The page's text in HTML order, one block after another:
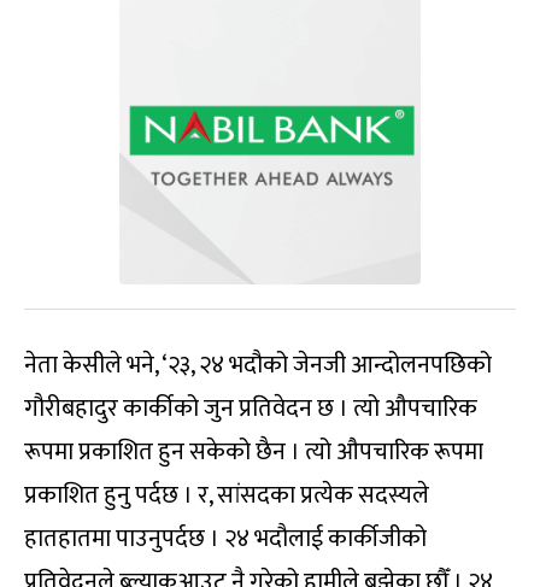
नेता केसीले भने, ‘२३, २४ भदौको जेनजी आन्दोलनपछिको
गौरीबहादुर कार्कीको जुन प्रतिवेदन छ । त्यो औपचारिक
रूपमा प्रकाशित हुन सकेको छैन । त्यो औपचारिक रूपमा
प्रकाशित हुनु पर्दछ । र, सांसदका प्रत्येक सदस्यले
हातहातमा पाउनुपर्दछ । २४ भदौलाई कार्कीजीको